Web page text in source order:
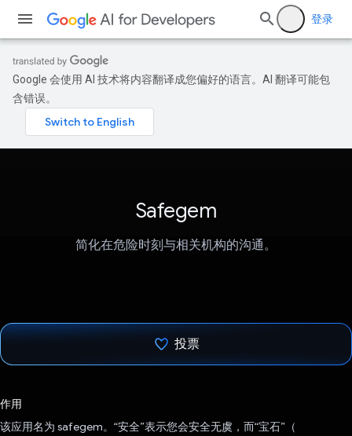
登录
Google 会使用 AI 技术将内容翻译成您偏好的语言。AI 翻译可能包
含错误。
Safegem
简化在危险时刻与相关机构的沟通。
投票
作用
该应用名为 safegem。“安全”表示您会安全无虞，而“宝石”（